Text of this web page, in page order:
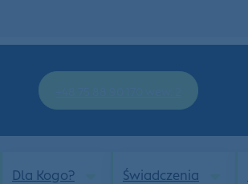
Dla Kogo? Świadczenia